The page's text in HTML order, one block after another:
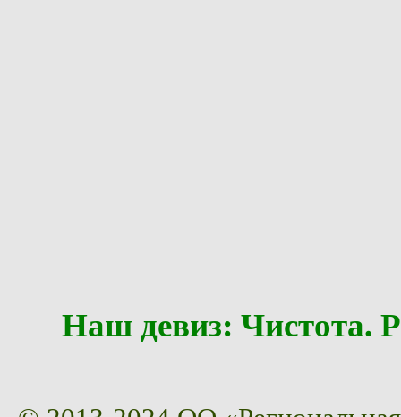
Наш девиз: